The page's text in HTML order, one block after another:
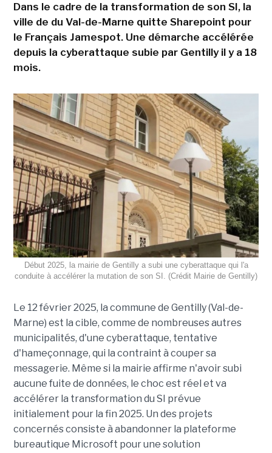
Dans le cadre de la transformation de son SI, la
ville de du Val-de-Marne quitte Sharepoint pour
le Français Jamespot. Une démarche accélérée
depuis la cyberattaque subie par Gentilly il y a 18
mois.
Début 2025, la mairie de Gentilly a subi une cyberattaque qui l'a
conduite à accélérer la mutation de son SI. (Crédit Mairie de Gentilly)
Le 12 février 2025, la commune de Gentilly (Val-de-
Marne) est la cible, comme de nombreuses autres
municipalités, d'une cyberattaque, tentative
d'hameçonnage, qui la contraint à couper sa
messagerie. Même si la mairie affirme n'avoir subi
aucune fuite de données, le choc est réel et va
accélérer la transformation du SI prévue
initialement pour la fin 2025. Un des projets
concernés consiste à abandonner la plateforme
bureautique Microsoft pour une solution